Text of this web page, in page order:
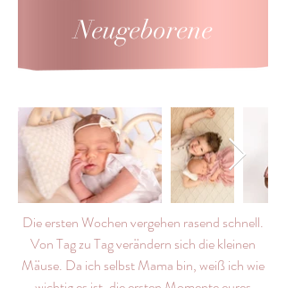
Neugeborene
Die ersten Wochen vergehen rasend schnell.
Von Tag zu Tag verändern sich die kleinen
Mäuse. Da ich selbst Mama bin, weiß ich wie